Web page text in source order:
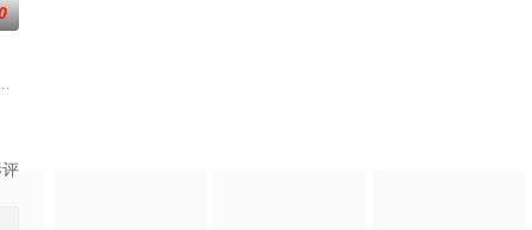
丽使者之
他绑定“警犬系统”，破一案进一步，从此踏
降临现实，世界规则颠覆，人类进入全民转职时代。机遇之下暗流汹涌，深
评